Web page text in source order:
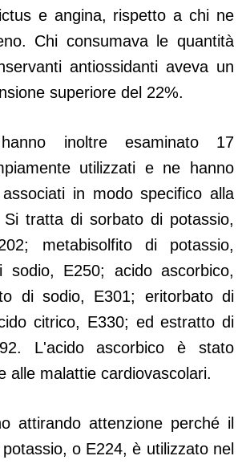
e angina, rispetto a chi ne
Chi consumava le quantità
antiossidanti aveva un
superiore del 22%.
inoltre esaminato 17
utilizzati e ne hanno
in modo specifico alla
Si tratta di sorbato di potassio,
metabisolfito di potassio,
sodio, E250; acido ascorbico,
di sodio, E301; eritorbato di
citrico, E330; ed estratto di
L'acido ascorbico è stato
alle malattie cardiovascolari.
attirando attenzione perché il
o E224, è utilizzato nel